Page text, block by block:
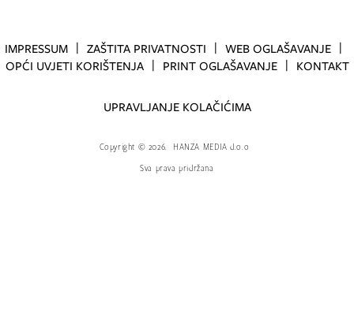
IMPRESSUM ZAŠTITA PRIVATNOSTI
WEB OGLAŠAVANJE
OPĆI UVJETI KORIŠTENJA
PRINT OGLAŠAVANJE KONTAKT
UPRAVLJANJE KOLAČIĆIMA
Copyright © 2026.
HANZA MEDIA d.o.o
Sva prava pridržana